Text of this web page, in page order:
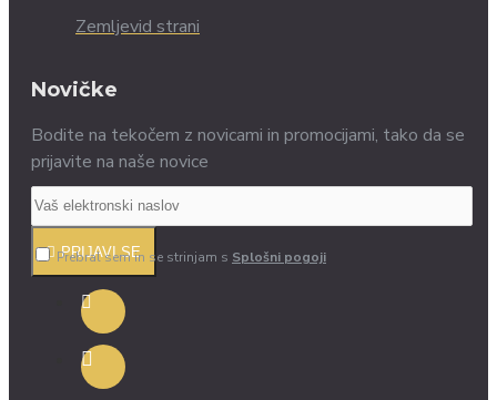
Zemljevid strani
Novičke
Bodite na tekočem z novicami in promocijami, tako da se
prijavite na naše novice
PRIJAVI SE
Prebral sem in se strinjam s Splošni pogoji